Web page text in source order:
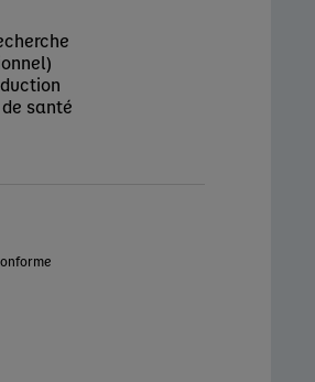
santé